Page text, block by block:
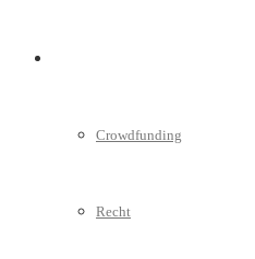
Crowdfunding
Recht